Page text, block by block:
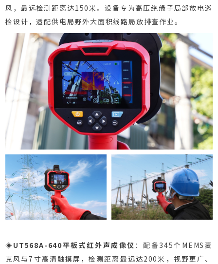
风，最远检测距离达150米。设备专为高压绝缘子局部放电巡
检设计，适配供电局野外大面积线路局放排查作业。
◈UT568A-640平板式红外声成像仪 ：配备345个MEMS麦
克风与7寸高清触摸屏，检测距离最远达200米，视野更广、